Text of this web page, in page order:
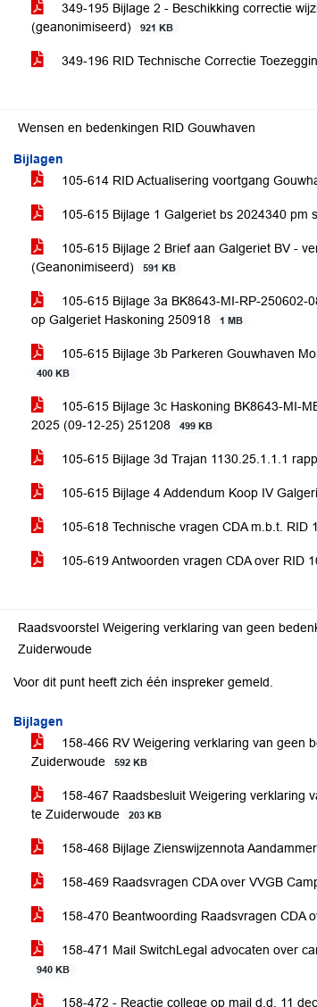
349-195 Bijlage 2 - Beschikking correctie
(geanonimiseerd)
921 KB
349-196 RID Technische Correctie
Wensen en bedenkingen RID Gouwhaven
Bijlagen
105-614 RID Actualisering voortgang
105-615 Bijlage 1 Galgeriet bs 2024340
105-615 Bijlage 2 Brief aan Galgeriet BV -
(Geanonimiseerd)
591 KB
105-615 Bijlage 3a BK8643-MI-RP-250602-
op Galgeriet Haskoning 250918
1 MB
105-615 Bijlage 3b Parkeren Gouwhaven
400 KB
105-615 Bijlage 3c Haskoning BK8643-MI-
2025 (09-12-25) 251208
499 KB
105-615 Bijlage 3d Trajan 1130.25.1.1.1
105-615 Bijlage 4 Addendum Koop IV
105-618 Technische vragen CDA m.b.t.
105-619 Antwoorden vragen CDA over RID
Raadsvoorstel Weigering verklaring van geen
Zuiderwoude
Voor dit punt heeft zich één inspreker gemeld.
Bijlagen
158-466 RV Weigering verklaring van geen
Zuiderwoude
592 KB
158-467 Raadsbesluit Weigering verklaring
te Zuiderwoude
203 KB
158-468 Bijlage Zienswijzennota
158-469 Raadsvragen CDA over VVGB
158-470 Beantwoording Raadsvragen CDA
158-471 Mail SwitchLegal advocaten over
940 KB
158-472 - Reactie college op mail d.d. 11